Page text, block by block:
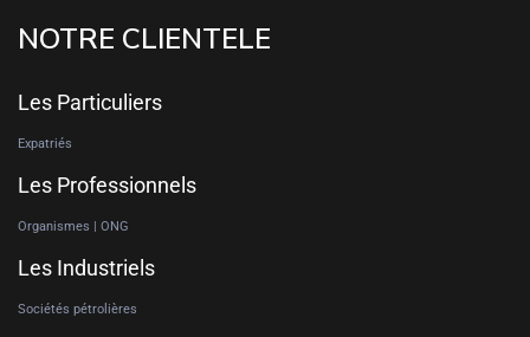
NOTRE CLIENTELE
Les Particuliers
Expatriés
Les Professionnels
Organismes | ONG
Les Industriels
Sociétés pétrolières